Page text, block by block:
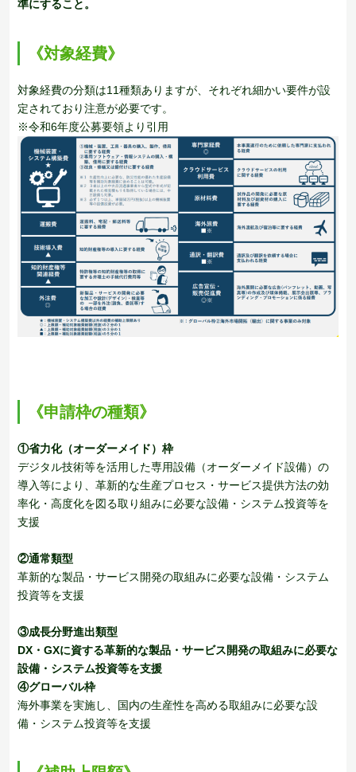
準にすること。
《対象経費》
対象経費の分類は11種類ありますが、それぞれ細かい要件が設
定されており注意が必要です。
※令和6年度公募要領より引用
《申請枠の種類》
①省力化（オーダーメイド）枠
デジタル技術等を活用した専用設備（オーダーメイド設備）の
導入等により、革新的な生産プロセス・サービス提供方法の効
率化・高度化を図る取り組みに必要な設備・システム投資等を
支援
②通常類型
革新的な製品・サービス開発の取組みに必要な設備・システム
投資等を支援
③成長分野進出類型
DX・GXに資する革新的な製品・サービス開発の取組みに必要な
設備・システム投資等を支援
④グローバル枠
海外事業を実施し、国内の生産性を高める取組みに必要な設
備・システム投資等を支援